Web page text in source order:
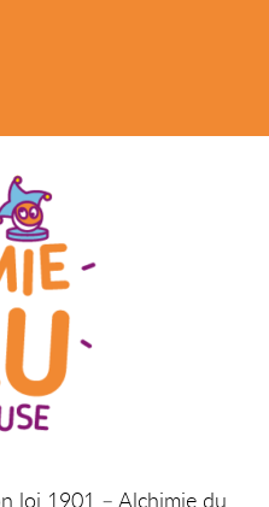
loi 1901 – Alchimie du